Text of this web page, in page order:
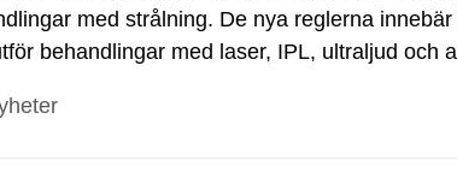
med strålning. De nya reglerna
behandlingar med laser, IPL, ultraljud och